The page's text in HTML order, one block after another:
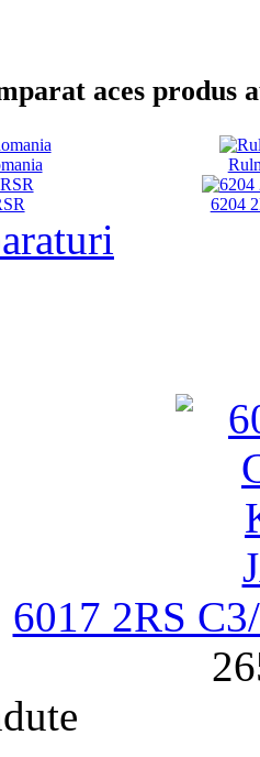
aces produs
6204
6017 2RS